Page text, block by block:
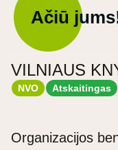
Ačiū
VILNIAUS
NVO Atskaitingas
Organizacijos